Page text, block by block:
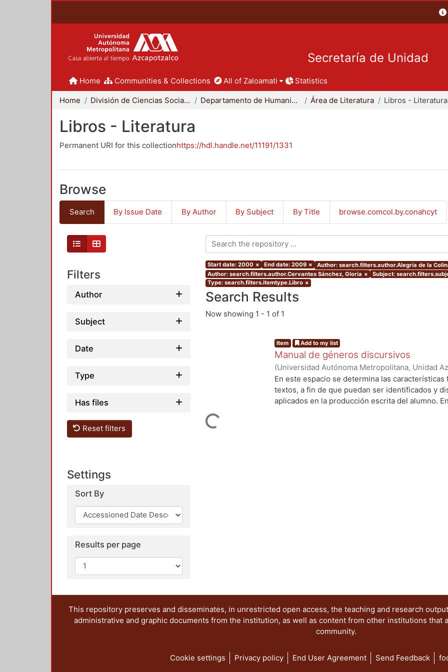
Secretaría de Unidad
Home Communities & Collections All of Zaloamati Statistics
Home División de Ciencias Sociales y Humanidades Departamento de Humanidades Área de Literatura Libros - Literatura
Libros - Literatura
Permanent URI for this collectionhttps://hdl.handle.net/11191/1331
Browse
Search By Issue Date By Author By Subject By Title browse.comcol.by.conahcyt
Filters
Author
Subject
Date
Type
Has files
Reset filters
Settings
Sort By
Results per page
Start date: 2000 × End date: 2009 × Author: search.filters.author.Alegría de la
Author: search.filters.author.Cervantes Sánchez, Gloria × Subject:
Type: search.filters.itemtype.Libro ×
Search Results
Now showing 1 - 1 of 1
Loading...
Item Add to my list
Manual de géneros discursivos
(Universidad Autónoma Metropolitana, Unidad
Sociales y Humanidades, Departamento de
Alegría de la Colina, Margarita; Cervantes
Rosaura;Herrera, Alejandra;Sorókina, Tatiana
En este espacio se determina las
textos, a fin de que puedan ser identificados y
aplicados en la producción escrita del alumno.
This repository preserves and disseminates, in unrestricted open access, the teaching and research
administrative and graphic documents from the institution, as well as content from other institutions that
community.
Cookie settings Privacy policy End User Agreement Send Feedback